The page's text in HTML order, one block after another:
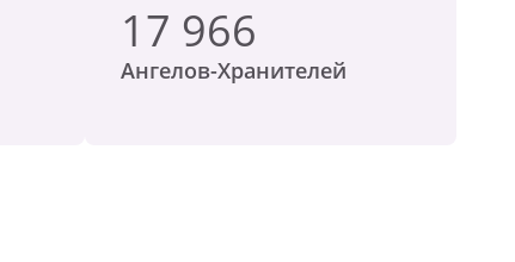
17 966
Ангелов-Хранителей